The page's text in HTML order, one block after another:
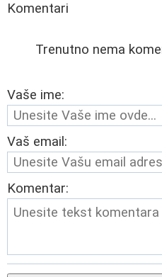
Komentari
Trenutno nema
Vaše ime:
Vaš email:
Komentar: